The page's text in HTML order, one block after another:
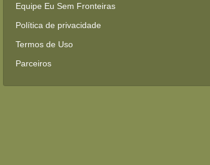
Equipe Eu Sem Fronteiras
Política de privacidade
Termos de Uso
Parceiros